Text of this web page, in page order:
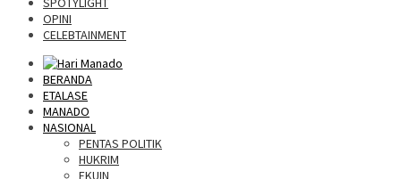
OPINI
CELEBTAINMENT
BERANDA
ETALASE
MANADO
NASIONAL
PENTAS POLITIK
HUKRIM
EKUIN